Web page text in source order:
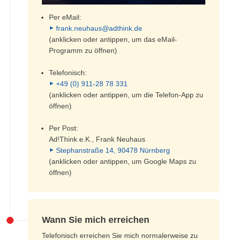
Per eMail:
frank.neuhaus@adthink.de
(anklicken oder antippen, um das eMail-
Programm zu öffnen)
Telefonisch:
+49 (0) 911-28 78 331
(anklicken oder antippen, um die Telefon-App zu
öffnen)
Per Post:
Ad!Think e.K., Frank Neuhaus
Stephanstraße 14, 90478 Nürnberg
(anklicken oder antippen, um Google Maps zu
öffnen)
Wann Sie mich erreichen
Telefonisch erreichen Sie mich normalerweise zu